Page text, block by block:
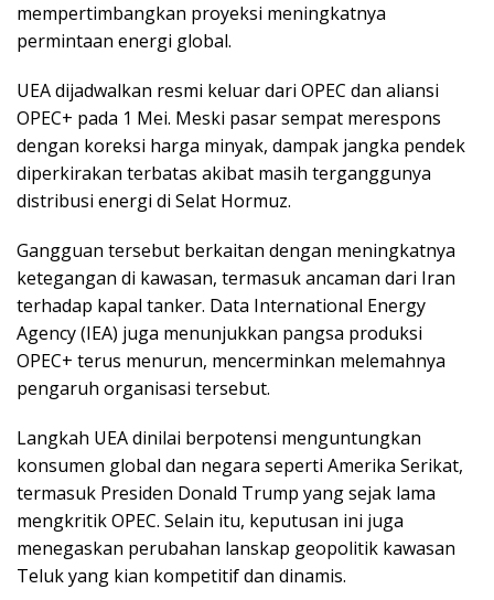
mempertimbangkan proyeksi meningkatnya
permintaan energi global.
UEA dijadwalkan resmi keluar dari OPEC dan aliansi
OPEC+ pada 1 Mei. Meski pasar sempat merespons
dengan koreksi harga minyak, dampak jangka pendek
diperkirakan terbatas akibat masih terganggunya
distribusi energi di Selat Hormuz.
Gangguan tersebut berkaitan dengan meningkatnya
ketegangan di kawasan, termasuk ancaman dari Iran
terhadap kapal tanker. Data International Energy
Agency (IEA) juga menunjukkan pangsa produksi
OPEC+ terus menurun, mencerminkan melemahnya
pengaruh organisasi tersebut.
Langkah UEA dinilai berpotensi menguntungkan
konsumen global dan negara seperti Amerika Serikat,
termasuk Presiden Donald Trump yang sejak lama
mengkritik OPEC. Selain itu, keputusan ini juga
menegaskan perubahan lanskap geopolitik kawasan
Teluk yang kian kompetitif dan dinamis.